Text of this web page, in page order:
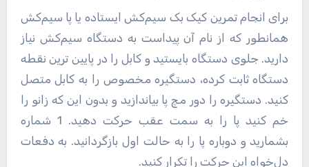
برای انجام تمرین کیک بک سیم‌کش ایستاده یا پا سیم‌کش
همانطور که از نام آن پیداست به دستگاه سیم‌کش نیاز
دارید. جلوی دستگاه بایستید و کابل را در پایین ترین نقطه
دستگاه ثابت کرده، دستگیره مخصوص را به کابل متصل
کنید. دستگیره را دور مچ پا بیاندازید و بدون این که زانو را
خم کنید پا را به سمت عقب حرکت دهید. 1 شماره
بشمارید و دوباره پا را به حالت اول بازگردانید. به دفعات
دل‌خواه این حرکت را تکرار کنید.